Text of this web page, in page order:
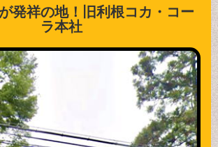
発祥の地！旧利根コカ・コー
ラ本社